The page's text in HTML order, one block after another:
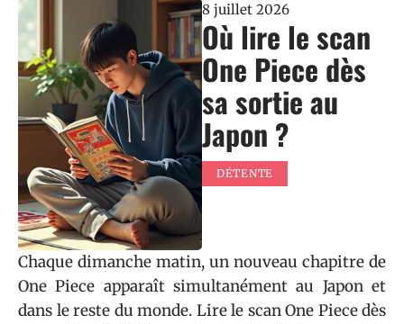
8 juillet 2026
Où lire le scan
One Piece dès
sa sortie au
Japon ?
DÉTENTE
Chaque dimanche matin, un nouveau chapitre de
One Piece apparaît simultanément au Japon et
dans le reste du monde. Lire le scan One Piece dès